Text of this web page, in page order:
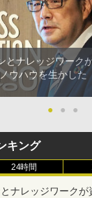
とナレッジワーク
ウハウを生かした
●
● ●
キング
24時間
ナレッジワーク